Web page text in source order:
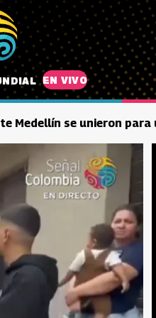
EN VIVO
Medellín se unieron para